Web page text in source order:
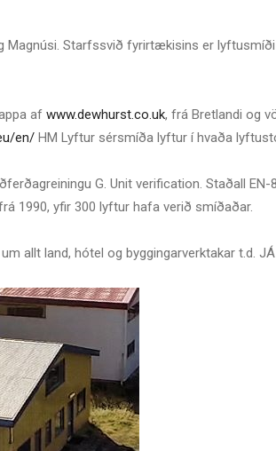
Starfssvið fyrirtækisins er
af www.dewhurst.co.uk, frá Bretlandi og
en/ HM Lyftur sérsmíða lyftur í hvaða
G. Unit verification. Staðall EN-
1990, yfir 300 lyftur hafa verið smíðaðar.
allt land, hótel og byggingarverktakar t.d.